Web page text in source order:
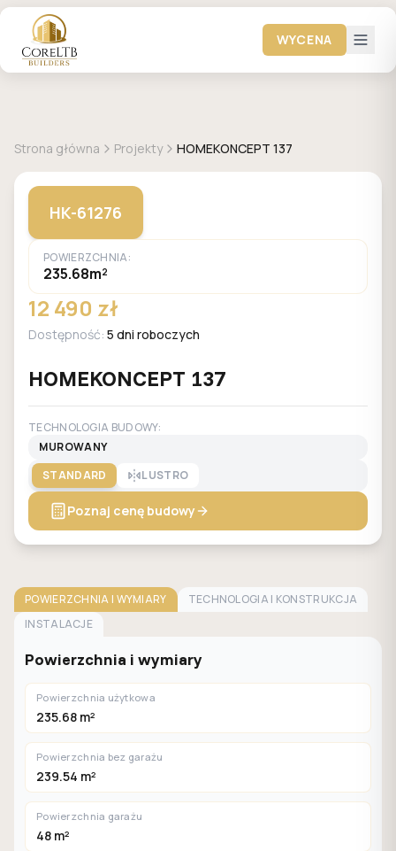
WYCENA
Strona główna Projekty HOMEKONCEPT 137
HK-61276
POWIERZCHNIA:
235.68m²
12 490 zł
Dostępność: 5 dni roboczych
HOMEKONCEPT 137
TECHNOLOGIA BUDOWY:
MUROWANY
STANDARD
LUSTRO
Poznaj cenę budowy
POWIERZCHNIA I WYMIARY
TECHNOLOGIA I KONSTRUKCJA
INSTALACJE
Powierzchnia i wymiary
Powierzchnia użytkowa
235.68 m²
Powierzchnia bez garażu
239.54 m²
Powierzchnia garażu
48 m²